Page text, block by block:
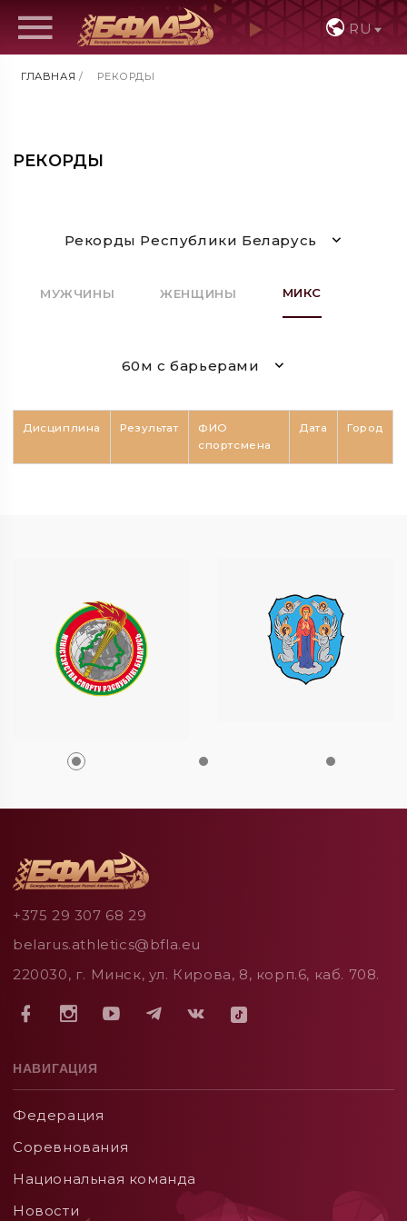
RU
ГЛАВНАЯ / РЕКОРДЫ
РЕКОРДЫ
Рекорды Республики Беларусь
МУЖЧИНЫ ЖЕНЩИНЫ МИКС
60м с барьерами
Дисциплина Результат
ФИО
спортсмена
Дата Город
+375 29 307 68 29
belarus.athletics@bfla.eu
220030, г. Минск, ул. Кирова, 8, корп.6, каб. 708.
НАВИГАЦИЯ
Федерация
Соревнования
Национальная команда
Новости